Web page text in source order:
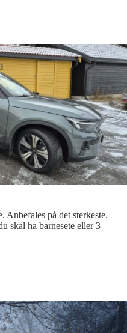
Anbefales på det sterkeste.
skal ha barnesete eller 3